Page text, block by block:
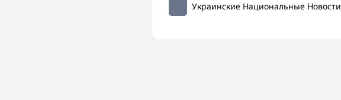
Украинские Национальные Новости